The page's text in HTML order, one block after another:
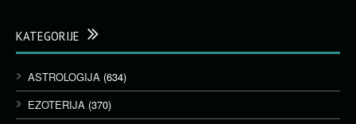
KATEGORIJE
ASTROLOGIJA (634)
EZOTERIJA (370)